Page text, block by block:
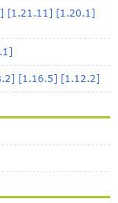
[1.21.11] [1.20.1]
[1.16.5] [1.12.2]